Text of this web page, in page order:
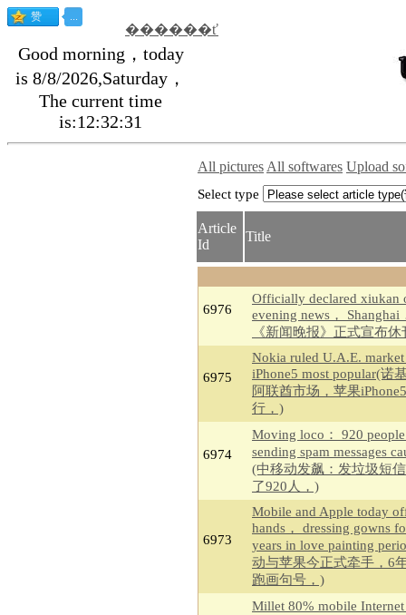
������ť
Good morning，today
is 8/8/2026,Saturday，
The current time
is:12:32:32
All pictures All softwares Upload
Select type
Article
Id
Title
6976
Officially declared xiukan
evening news， Shanghai
《新闻晚报》正式宣布休
6975
Nokia ruled U.A.E.
iPhone5 most popular(诺
阿联酋市场，苹果
行，)
6974
Moving loco： 920
sending spam messages
(中移动发飙：发垃圾短
了920人，)
6973
Mobile and Apple today
hands， dressing gowns
years in love painting
动与苹果今正式牵手，6
跑画句号，)
Millet 80% mobile Internet